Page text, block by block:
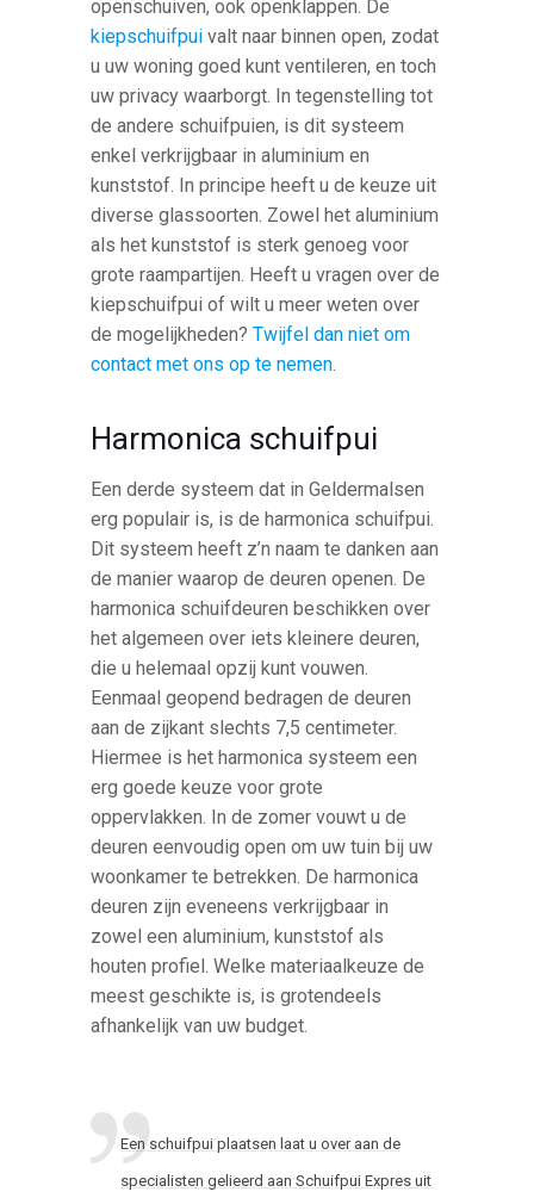
openschuiven, ook openklappen. De
kiepschuifpui valt naar binnen open, zodat
u uw woning goed kunt ventileren, en toch
uw privacy waarborgt. In tegenstelling tot
de andere schuifpuien, is dit systeem
enkel verkrijgbaar in aluminium en
kunststof. In principe heeft u de keuze uit
diverse glassoorten. Zowel het aluminium
als het kunststof is sterk genoeg voor
grote raampartijen. Heeft u vragen over de
kiepschuifpui of wilt u meer weten over
de mogelijkheden?Twijfel dan niet om
contact met ons op te nemen.
Harmonica schuifpui
Een derde systeem dat in Geldermalsen
erg populair is, is de harmonica schuifpui.
Dit systeem heeft z’n naam te danken aan
de manier waarop de deuren openen. De
harmonica schuifdeuren beschikken over
het algemeen over iets kleinere deuren,
die u helemaal opzij kunt vouwen.
Eenmaal geopend bedragen de deuren
aan de zijkant slechts 7,5 centimeter.
Hiermee is het harmonica systeem een
erg goede keuze voor grote
oppervlakken. In de zomer vouwt u de
deuren eenvoudig open om uw tuin bij uw
woonkamer te betrekken. De harmonica
deuren zijn eveneens verkrijgbaar in
zowel een aluminium, kunststof als
houten profiel. Welke materiaalkeuze de
meest geschikte is, is grotendeels
afhankelijk van uw budget.
Een schuifpui plaatsen laat u over aan de
specialisten gelieerd aan Schuifpui Expres uit